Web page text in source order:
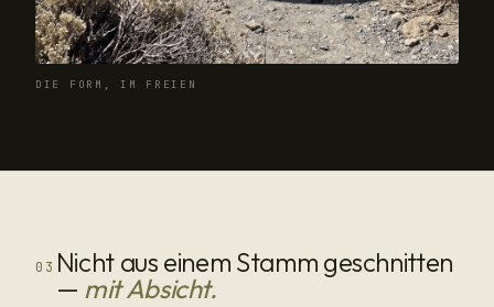
DIE FORM, IM FREIEN
03 Nicht aus einem Stamm geschnitten
— mit Absicht.